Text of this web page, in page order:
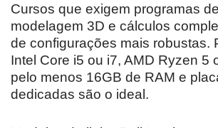
Cursos que exigem programas
modelagem 3D e cálculos
de configurações mais robustas.
Intel Core i5 ou i7, AMD Ryzen 5
pelo menos 16GB de RAM e
dedicadas são o ideal.